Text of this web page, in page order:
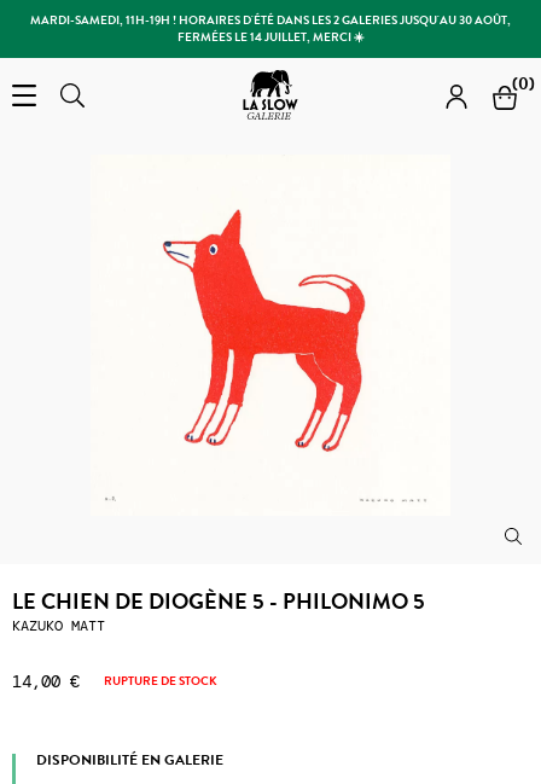
MARDI-SAMEDI, 11H-19H ! HORAIRES D'ÉTÉ DANS LES 2 GALERIES JUSQU'AU 30 AOÛT,
FERMÉES LE 14 JUILLET, MERCI ☀️
Open the menu
Rechercher Slow Galerie (0)
LE CHIEN DE DIOGÈNE 5 - PHILONIMO 5
KAZUKO MATT
14,00 € RUPTURE DE STOCK
DISPONIBILITÉ EN GALERIE